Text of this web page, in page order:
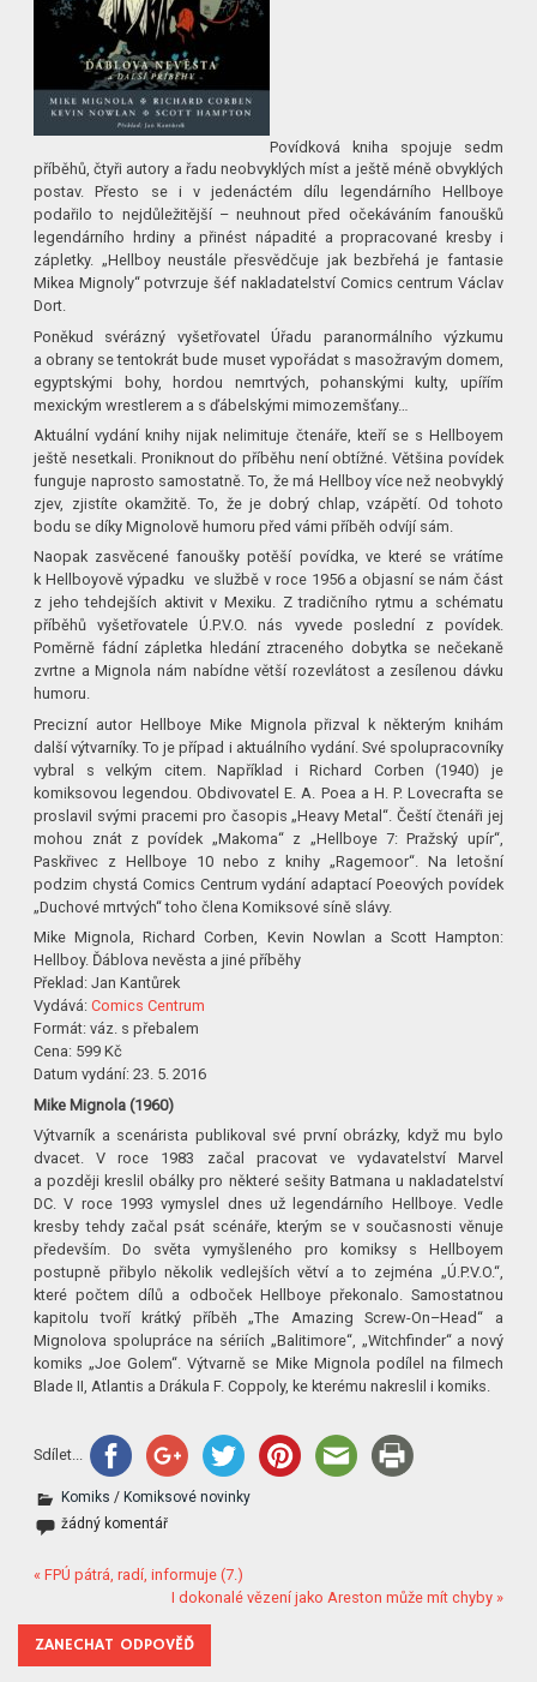
Povídková kniha spojuje sedm
příběhů, čtyři autory a řadu neobvyklých míst a ještě méně obvyklých
postav. Přesto se i v jedenáctém dílu legendárního Hellboye
podařilo to nejdůležitější – neuhnout před očekáváním fanoušků
legendárního hrdiny a přinést nápadité a propracované kresby i
zápletky. „Hellboy neustále přesvědčuje jak bezbřehá je fantasie
Mikea Mignoly“ potvrzuje šéf nakladatelství Comics centrum Václav
Dort.
Poněkud svérázný vyšetřovatel Úřadu paranormálního výzkumu
a obrany se tentokrát bude muset vypořádat s masožravým domem,
egyptskými bohy, hordou nemrtvých, pohanskými kulty, upířím
mexickým wrestlerem a s ďábelskými mimozemšťany…
Aktuální vydání knihy nijak nelimituje čtenáře, kteří se s Hellboyem
ještě nesetkali. Proniknout do příběhu není obtížné. Většina povídek
funguje naprosto samostatně. To, že má Hellboy více než neobvyklý
zjev, zjistíte okamžitě. To, že je dobrý chlap, vzápětí. Od tohoto
bodu se díky Mignolově humoru před vámi příběh odvíjí sám.
Naopak zasvěcené fanoušky potěší povídka, ve které se vrátíme
k Hellboyově výpadku ve službě v roce 1956 a objasní se nám část
z jeho tehdejších aktivit v Mexiku. Z tradičního rytmu a schématu
příběhů vyšetřovatele Ú.P.V.O. nás vyvede poslední z povídek.
Poměrně fádní zápletka hledání ztraceného dobytka se nečekaně
zvrtne a Mignola nám nabídne větší rozevlátost a zesílenou dávku
humoru.
Precizní autor Hellboye Mike Mignola přizval k některým knihám
další výtvarníky. To je případ i aktuálního vydání. Své spolupracovníky
vybral s velkým citem. Například i Richard Corben (1940) je
komiksovou legendou. Obdivovatel E. A. Poea a H. P. Lovecrafta se
proslavil svými pracemi pro časopis „Heavy Metal“. Čeští čtenáři jej
mohou znát z povídek „Makoma“ z „Hellboye 7: Pražský upír“,
Paskřivec z Hellboye 10 nebo z knihy „Ragemoor“. Na letošní
podzim chystá Comics Centrum vydání adaptací Poeových povídek
„Duchové mrtvých“ toho člena Komiksové síně slávy.
Mike Mignola, Richard Corben, Kevin Nowlan a Scott Hampton:
Hellboy. Ďáblova nevěsta a jiné příběhy
Překlad: Jan Kantůrek
Vydává:Comics Centrum
Formát: váz. s přebalem
Cena: 599 Kč
Datum vydání: 23. 5. 2016
Mike Mignola (1960)
Výtvarník a scenárista publikoval své první obrázky, když mu bylo
dvacet. V roce 1983 začal pracovat ve vydavatelství Marvel
a později kreslil obálky pro některé sešity Batmana u nakladatelství
DC. V roce 1993 vymyslel dnes už legendárního Hellboye. Vedle
kresby tehdy začal psát scénáře, kterým se v současnosti věnuje
především. Do světa vymyšleného pro komiksy s Hellboyem
postupně přibylo několik vedlejších větví a to zejména „Ú.P.V.O.“,
které počtem dílů a odboček Hellboye překonalo. Samostatnou
kapitolu tvoří krátký příběh „The Amazing Screw-On–Head“ a
Mignolova spolupráce na sériích „Balitimore“, „Witchfinder“ a nový
komiks „Joe Golem“. Výtvarně se Mike Mignola podílel na filmech
Blade II, Atlantis a Drákula F. Coppoly, ke kterému nakreslil i komiks.
Sdílet...
Komiks /Komiksové novinky
žádný komentář
« FPÚ pátrá, radí, informuje (7.)
I dokonalé vězení jako Areston může mít chyby »
ZANECHAT ODPOVĚĎ